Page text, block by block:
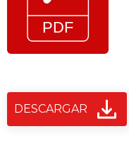
DESCARGAR